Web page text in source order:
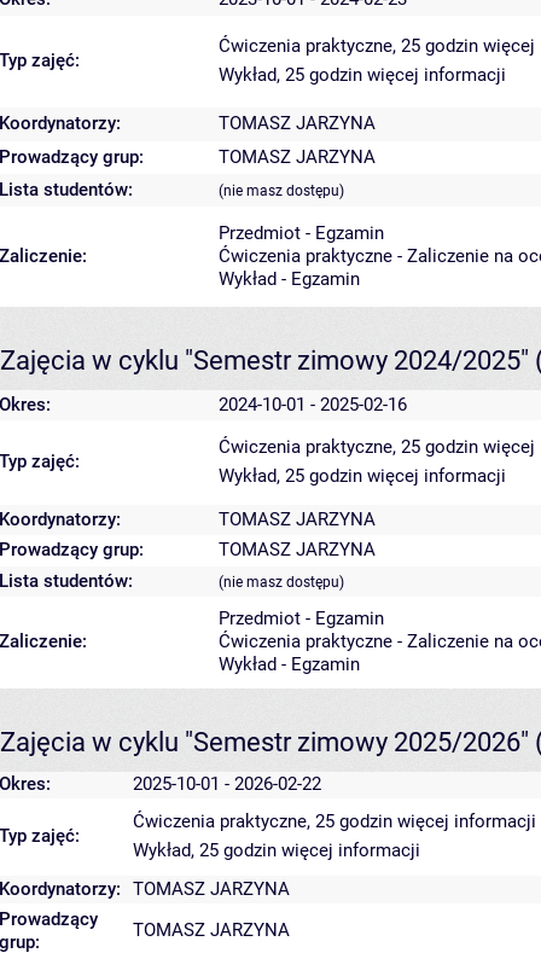
Typ zajęć:
Ćwiczenia praktyczne, 25 godzin więcej
Wykład, 25 godzin więcej informacji
Koordynatorzy:
TOMASZ JARZYNA
Prowadzący grup:
TOMASZ JARZYNA
Lista studentów:
(nie masz dostępu)
Zaliczenie:
Przedmiot - Egzamin
Ćwiczenia praktyczne - Zaliczenie na
Wykład - Egzamin
Zajęcia w cyklu "Semestr zimowy 2024/2025"
Okres: 2024-10-01 - 2025-02-16
Typ zajęć:
Ćwiczenia praktyczne, 25 godzin więcej
Wykład, 25 godzin więcej informacji
Koordynatorzy:
TOMASZ JARZYNA
Prowadzący grup:
TOMASZ JARZYNA
Lista studentów:
(nie masz dostępu)
Zaliczenie:
Przedmiot - Egzamin
Ćwiczenia praktyczne - Zaliczenie na
Wykład - Egzamin
Zajęcia w cyklu "Semestr zimowy 2025/2026"
Okres: 2025-10-01 - 2026-02-22
Typ zajęć:
Ćwiczenia praktyczne, 25 godzin więcej informacji
Wykład, 25 godzin więcej informacji
Koordynatorzy:
TOMASZ JARZYNA
Prowadzący
grup:
TOMASZ JARZYNA